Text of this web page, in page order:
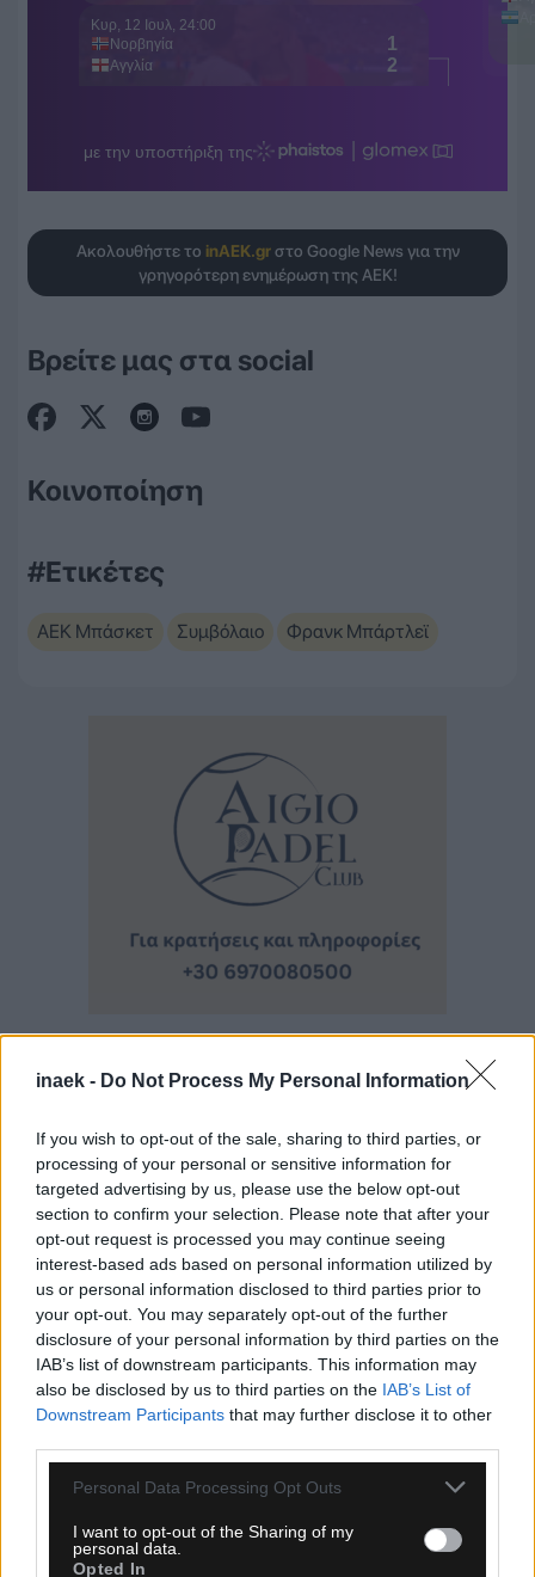
inaek - Do Not Process My Personal Information
If you wish to opt-out of the sale, sharing to third parties, or
processing of your personal or sensitive information for
targeted advertising by us, please use the below opt-out
section to confirm your selection. Please note that after your
opt-out request is processed you may continue seeing
interest-based ads based on personal information utilized by
us or personal information disclosed to third parties prior to
your opt-out. You may separately opt-out of the further
disclosure of your personal information by third parties on the
IAB’s list of downstream participants. This information may
also be disclosed by us to third parties on the IAB’s List of
Downstream Participants that may further disclose it to other
Please note that this website/app uses one or more Google
not limited to your visit or usage behaviour. You may click to
grant or deny consent to Google and its third-party tags to
Personal Data Processing Opt Outs
I want to opt-out of the Sharing of my
personal data.
Opted In
Ακολουθήστε το inAEK.grστο Google News για την
γρηγορότερη ενημέρωση της ΑΕΚ!
Βρείτε μας στα social
Κοινοποίηση
#Ετικέτες
ΑΕΚ Μπάσκετ Συμβόλαιο Φρανκ Μπάρτλεϊ
Ροή Ειδήσεων
09.08.2026, 23:31
Τσιτσιπάς: Απέφυγε τα προκριματικά και μπήκε